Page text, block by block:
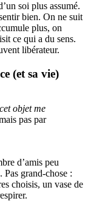
soi plus assumé.
bien. On ne suit
plus, on
ce qui a du sens.
libérateur.
(et sa vie)
objet me
pas par
d’amis peu
Pas grand-chose :
choisis, un vase de